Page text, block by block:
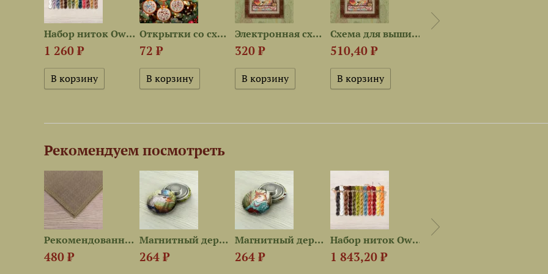
Набор ниток OwlForest для...
1 260 ₽
Открытки со схемами «Зимние...
72 ₽
Электронная схема «Лесные...
320 ₽
Схема для вышивания «Лесные...
510,40 ₽
Рекомендуем посмотреть
Рекомендованная ткань для...
480 ₽
Магнитный держатель «Гусь...
264 ₽
Магнитный держатель «Лиса...
264 ₽
Набор ниток OwlForest для...
1 843,20 ₽